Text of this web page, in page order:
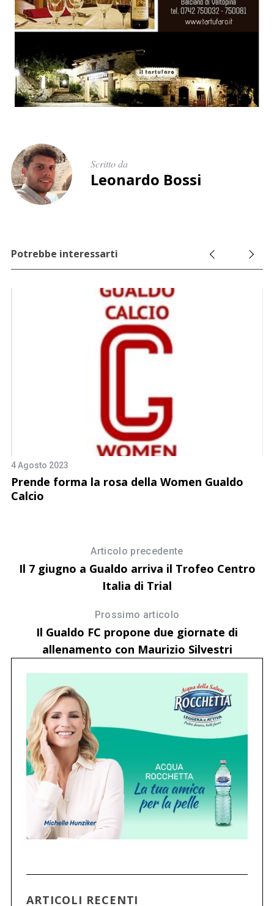
Scritto da
Leonardo Bossi
Potrebbe interessarti
4 Agosto 2023
Prende forma la rosa della Women Gualdo
Calcio
Articolo precedente
Il 7 giugno a Gualdo arriva il Trofeo Centro
Italia di Trial
Prossimo articolo
Il Gualdo FC propone due giornate di
allenamento con Maurizio Silvestri
ARTICOLI RECENTI